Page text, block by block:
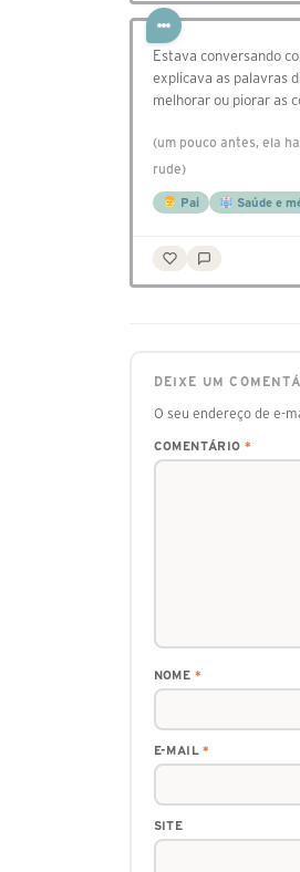
Estava conversando
explicava as palavras
melhorar ou piorar as
(um pouco antes, ela
rude)
Pai Saúde e
DEIXE UM
O seu endereço de e-
COMENTÁRIO *
NOME *
E-MAIL*
SITE